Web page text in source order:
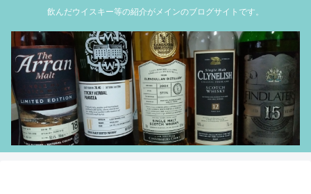
飲んだウイスキー等の紹介がメインのブログサイトです。